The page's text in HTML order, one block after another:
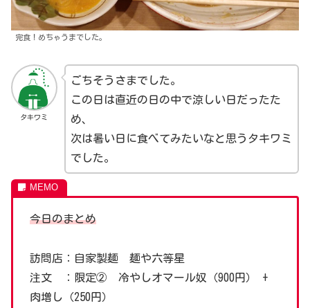
完食！めちゃうまでした。
タキワミ
ごちそうさまでした。
この日は直近の日の中で涼しい日だったた
め、
次は暑い日に食べてみたいなと思うタキワミ
でした。
今日のまとめ
訪問店：自家製麺 麺や六等星
注文 ：限定② 冷やしオマール奴（900円） +
肉増し（250円）